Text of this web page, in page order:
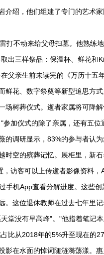
介绍，他们组建了专门的艺术
打不动来给父母扫墓。他熟练
出三样祭品：保温杯、鲜花
父亲生前未读完的《万历十五
花、数字祭奠等新型追思方式
场树葬仪式。逝者家属将可降
加仪式的除了亲属，还有五
的调研显示，83%的参与者认
时空的殡葬记忆。展柜里，新
访客可以上传逝者影像资料
手机App查看分解进度。这些
。这位退休教师在过去七年里
没有早高峰"。"他指着笔记
比从2018年的5%升至现在的
影在水面的悼词随涟漪荡漾。